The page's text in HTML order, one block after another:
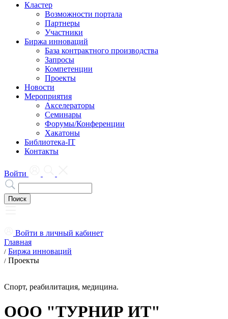
Кластер
Возможности портала
Партнеры
Участники
Биржа инноваций
База контрактного производства
Запросы
Компетенции
Проекты
Новости
Мероприятия
Акселераторы
Семинары
Форумы/Конференции
Хакатоны
Библиотека-IT
Контакты
Войти
Войти в личный кабинет
Главная
/ Биржа инноваций
/ Проекты
Спорт, реабилитация, медицина.
ООО "ТУРНИР ИТ"